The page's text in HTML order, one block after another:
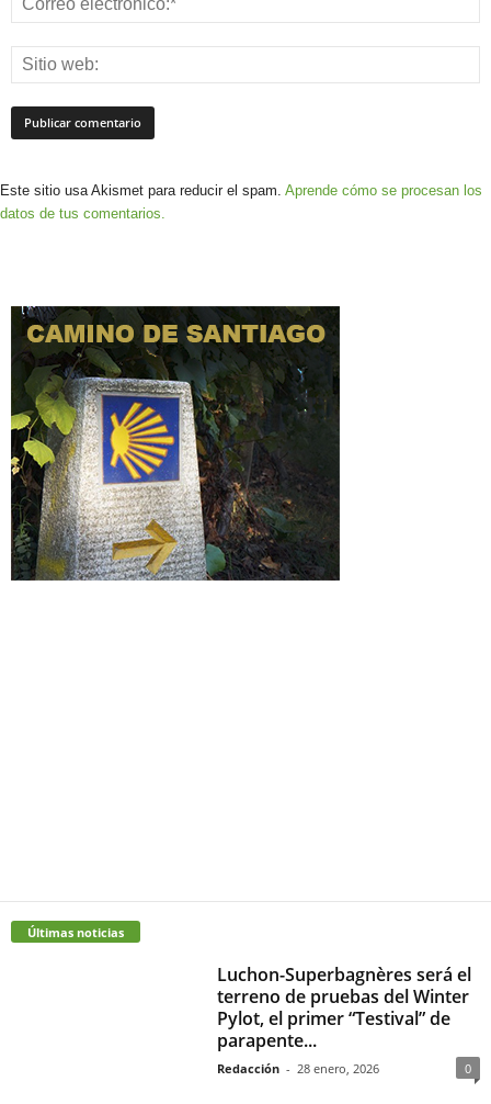
Este sitio usa Akismet para reducir el spam. Aprende cómo se procesan los
datos de tus comentarios.
Últimas noticias
Luchon-Superbagnères será el
terreno de pruebas del Winter
Pylot, el primer “Testival” de
parapente...
Redacción - 28 enero, 2026 0